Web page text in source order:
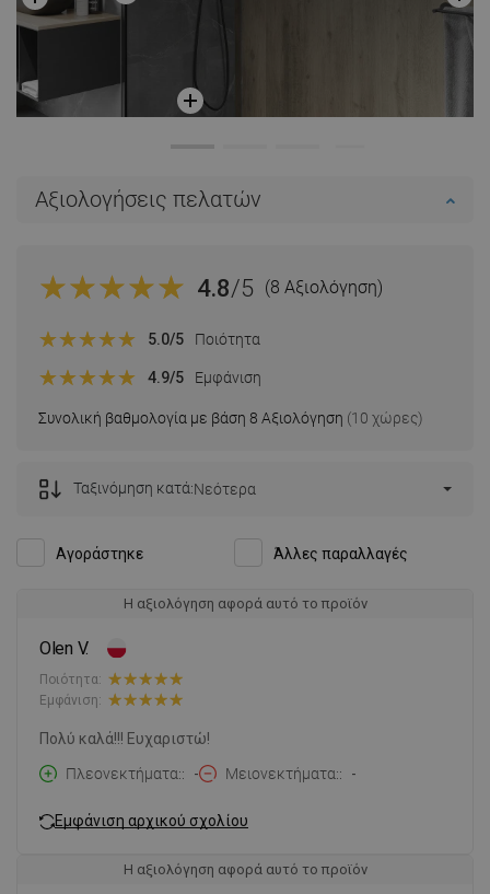
Αξιολογήσεις πελατών
4.8/5 (8 Αξιολόγηση)
Συνολική βαθμολογία με βάση 8 Αξιολόγηση (10 χώρες)
5.0/5 Ποιότητα
4.9/5 Εμφάνιση
Αγοράστηκε Άλλες παραλλαγές
Ταξινόμηση κατά:Νεότερα
Η αξιολόγηση αφορά αυτό το προϊόν
Olen V.
Ποιότητα:
Εμφάνιση:
Πολύ καλά!!! Ευχαριστώ!
Πλεονεκτήματα:
- Μειονεκτήματα: -
Εμφάνιση αρχικού σχολίου
Η αξιολόγηση αφορά αυτό το προϊόν